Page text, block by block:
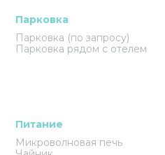
Парковка
Парковка (по запросу)
Парковка рядом с отелем
Питание
Микроволновая печь